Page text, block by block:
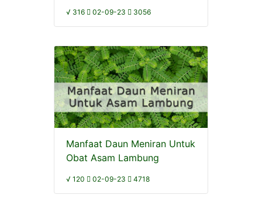
√ 316 02-09-23 3056
Manfaat Daun Meniran Untuk
Obat Asam Lambung
√ 120 02-09-23 4718